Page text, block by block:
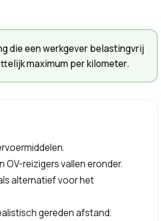
die een werkgever belastingvrij
maximum per kilometer.
reizigers vallen eronder.
alternatief voor het
gereden afstand.